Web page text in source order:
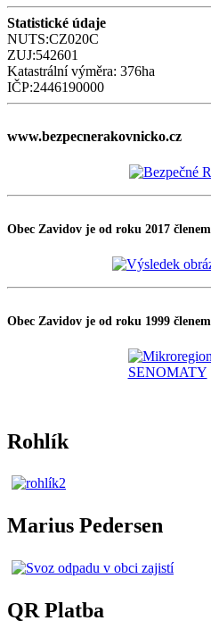
Statistické údaje
NUTS:CZ020C
ZUJ:542601
Katastrální výměra: 376ha
IČP:2446190000
www.bezpecnerakovnicko.cz
Obec Zavidov je od roku 2017 členem
Obec Zavidov je od roku 1999 členem
Rohlík
Marius Pedersen
QR Platba